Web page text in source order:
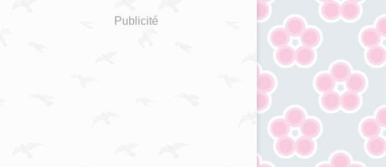
Publicité